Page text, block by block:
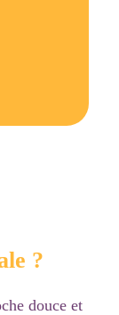
?
douce et